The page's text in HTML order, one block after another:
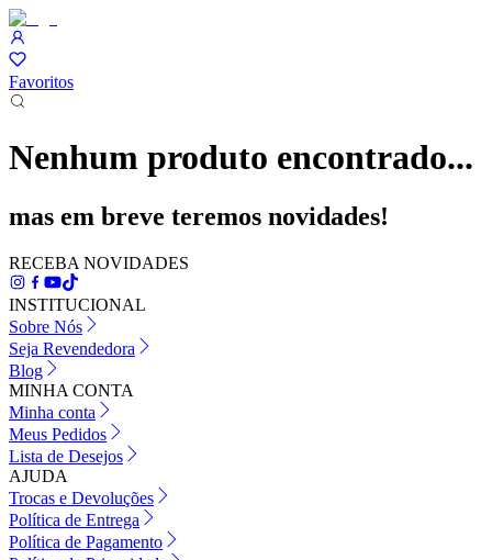
Favoritos
Nenhum produto encontrado...
mas em breve teremos novidades!
RECEBA NOVIDADES
INSTITUCIONAL
Sobre Nós
Seja Revendedora
Blog
MINHA CONTA
Minha conta
Meus Pedidos
Lista de Desejos
AJUDA
Trocas e Devoluções
Política de Entrega
Política de Pagamento